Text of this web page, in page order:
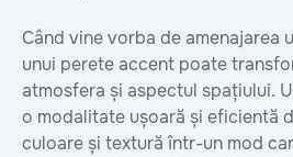
Când vine vorba de amenajarea
unui perete accent poate
atmosfera și aspectul spațiului.
o modalitate ușoară și eficientă
culoare și textură într-un mod